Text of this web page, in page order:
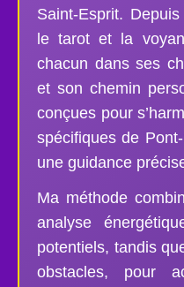
Saint-Esprit.
le tarot et la
chacun dans ses
et son chemin
conçues pour
spécifiques de
une guidance
Ma méthode
analyse
potentiels, tandis
obstacles, pour